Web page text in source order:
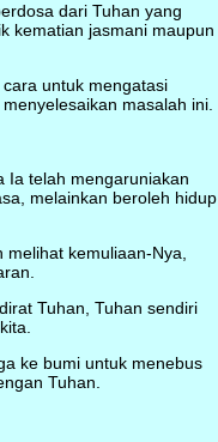
dari Tuhan yang
kematian jasmani maupun
untuk mengatasi
masalah ini.
telah mengaruniakan
melainkan beroleh hidup
kemuliaan-Nya,
Tuhan, Tuhan sendiri
ke bumi untuk menebus
Tuhan.